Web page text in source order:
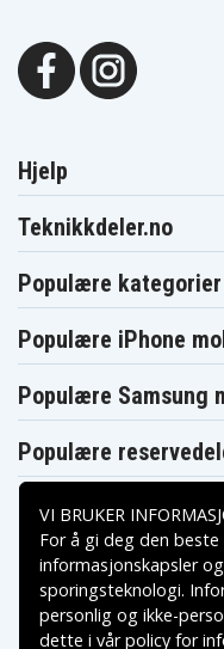
Hjelp
Teknikkdeler.no
Populære kategorier
Populære iPhone
Populære Samsung
Populære
Betalingsalternativer
VI BRUKER
For å gi deg den
informasjonskapsler
sporingsteknologi.
personlig og ikke-
dette i vårpolicy for